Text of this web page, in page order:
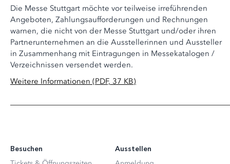
Die Messe Stuttgart möchte vor teilweise irreführenden
Angeboten, Zahlungsaufforderungen und Rechnungen
warnen, die nicht von der Messe Stuttgart und/oder ihren
Partnerunternehmen an die Ausstellerinnen und Aussteller
in Zusammenhang mit Eintragungen in Messekatalogen /
Verzeichnissen versendet werden.
Weitere Informationen (PDF, 37 KB)
Besuchen
Ausstellen